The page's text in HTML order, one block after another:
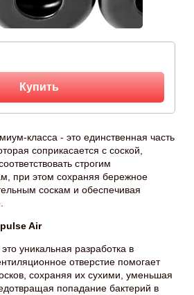
Купить
класса - это единственная часть
соприкасается с соской,
строгим
при этом сохраняя бережное
соскам и обеспечивая
Air
уникальная разработка в
отверстие помогает
сохраняя их сухими, уменьшая
попадание бактерий в